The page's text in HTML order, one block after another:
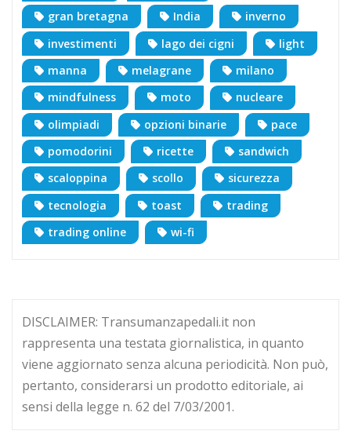
gran bretagna
India
inverno
investimenti
lago dei cigni
light
manna
melagrane
milano
mindfulness
moto
nucleare
olimpiadi
opzioni binarie
pace
pomodorini
ricette
sandwich
scaloppina
scollo
sicurezza
tecnologia
toast
trading
trading online
wi-fi
DISCLAIMER: Transumanzapedali.it non
rappresenta una testata giornalistica, in quanto
viene aggiornato senza alcuna periodicità. Non può,
pertanto, considerarsi un prodotto editoriale, ai
sensi della legge n. 62 del 7/03/2001.